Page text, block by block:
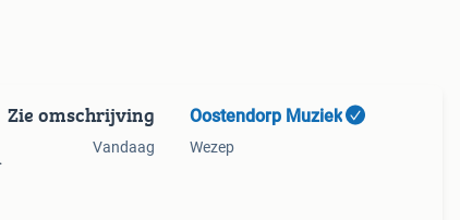
Zie omschrijving
Vandaag
Oostendorp Muziek
Wezep